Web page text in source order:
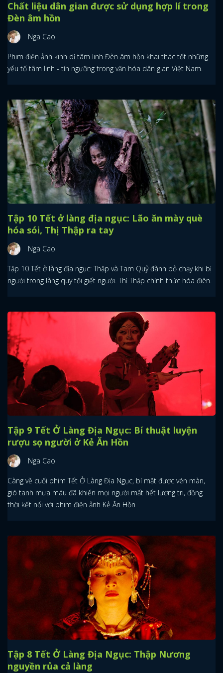
Chất liệu dân gian được sử dụng hợp lí trong
Đèn âm hồn
Nga Cao
Phim điện ảnh kinh dị tâm linh Đèn âm hồn khai thác tốt những
yếu tố tâm linh - tín ngưỡng trong văn hóa dân gian Việt Nam.
Tập 10 Tết ở làng địa ngục: Lão ăn mày què
hóa sói, Thị Thập ra tay
Nga Cao
Tập 10 Tết ở làng địa ngục: Thập và Tam Quỷ đành bỏ chạy khi bị
người trong làng quy tội giết người. Thị Thập chính thức hóa điên.
Tập 9 Tết Ở Làng Địa Ngục: Bí thuật luyện
rượu sọ người ở Kẻ Ăn Hồn
Nga Cao
Càng về cuối phim Tết Ở Làng Địa Ngục, bí mật được vén màn,
gió tanh mưa máu đã khiến mọi người mất hết lương tri, đồng
thời kết nối với phim điện ảnh Kẻ Ăn Hồn
Tập 8 Tết Ở Làng Địa Ngục: Thập Nương
nguyền rủa cả làng